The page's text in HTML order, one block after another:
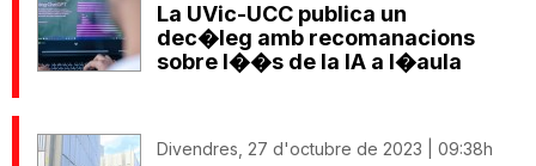
La UVic-UCC publica un
dec�leg amb recomanacions
sobre l��s de la IA a l�aula
Divendres, 27 d'octubre de 2023 | 09:38h